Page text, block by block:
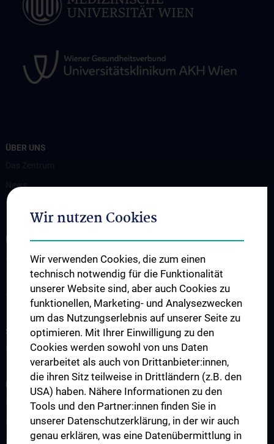
ÜBER UNS
News
INFORMATIONEN FÜR PATIENT:INNEN UND ZUWEISER:INNEN
Diagnostik
Service & Informationen
STUDIUM, AUS- UND WEITERBILDUNG
Lehrveranstaltungen
FORSCHUNG
Übersicht
Research Groups
Referenzlabor
Wir nutzen Cookies
Wir verwenden Cookies, die zum einen
technisch notwendig für die Funktionalität
unserer Website sind, aber auch Cookies zu
funktionellen, Marketing- und Analysezwecken
um das Nutzungserlebnis auf unserer Seite zu
optimieren. Mit Ihrer Einwilligung zu den
Cookies werden sowohl von uns Daten
verarbeitet als auch von Drittanbieter:innen,
die ihren Sitz teilweise in Drittländern (z.B. den
USA) haben. Nähere Informationen zu den
Tools und den Partner:innen finden Sie in
unserer Datenschutzerklärung, in der wir auch
genau erklären, was eine Datenübermittlung in